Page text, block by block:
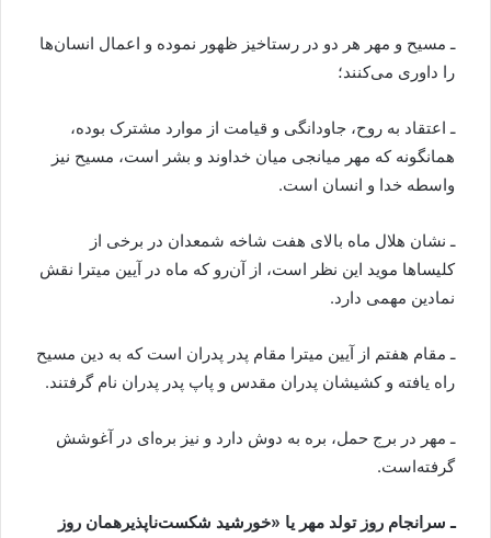
ـ مسیح و مهر هر دو در رستاخیز ظهور نموده و اعمال انسان‌ها
را داوری می‌کنند؛
ـ اعتقاد به روح، جاودانگی و قیامت از موارد مشترک بوده،
همانگونه که مهر میانجی میان خداوند و بشر است، مسیح نیز
واسطه خدا و انسان است.
ـ نشان هلال ماه بالای هفت شاخه شمعدان در برخی از
کلیساها موید این نظر است، از آن‌رو که ماه در آیین میترا نقش
نمادین مهمی دارد.
ـ مقام هفتم از آیین میترا مقام پدر پدران است که به دین مسیح
راه یافته و کشیشان پدران مقدس و پاپ پدر پدران نام گرفتند.
ـ مهر در برج حمل، بره به دوش دارد و نیز بره‌ای در آغوشش
گرفته‌است.
ـ سرانجام روز تولد مهر یا «خورشید شکست‌ناپذیر همان روز